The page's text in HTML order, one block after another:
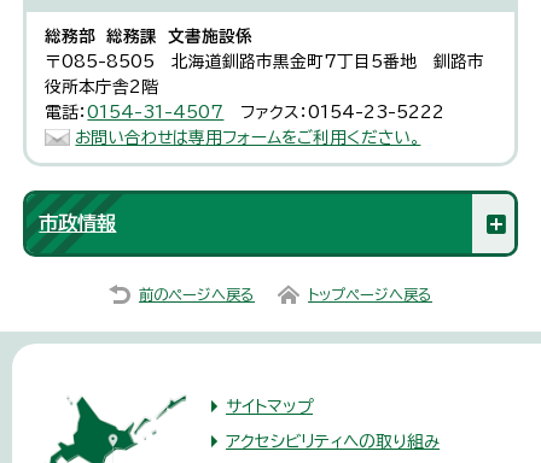
総務部 総務課 文書施設係
〒085-8505 北海道釧路市黒金町7丁目5番地 釧路市
役所本庁舎2階
電話：0154-31-4507
ファクス：0154-23-5222
お問い合わせは専用フォームをご利用ください。
市政情報
前のページへ戻る トップページへ戻る
サイトマップ
アクセシビリティへの取り組み